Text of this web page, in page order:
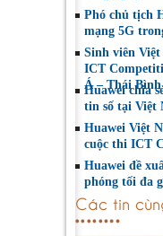
Phó chủ tịch
mạng 5G
Sinh viên
ICT
Á – Thái
Huawei chia
tin số tại Việt
Huawei Việt
cuộc thi ICT
Huawei đề
phóng tối đa
Các tin